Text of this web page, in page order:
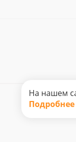
На нашем
Подробнее